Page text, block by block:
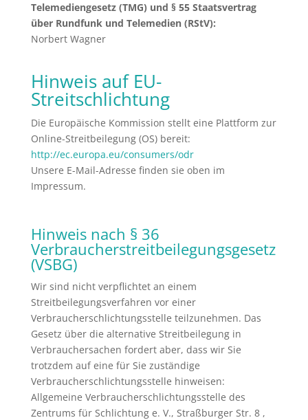
Telemediengesetz (TMG) und § 55 Staatsvertrag
über Rundfunk und Telemedien (RStV):
Norbert Wagner
Hinweis auf EU-
Streitschlichtung
Die Europäische Kommission stellt eine Plattform zur
Online-Streitbeilegung (OS) bereit:
http://ec.europa.eu/consumers/odr
Unsere E-Mail-Adresse finden sie oben im
Impressum.
Hinweis nach § 36
Verbraucherstreitbeilegungsgesetz
(VSBG)
Wir sind nicht verpflichtet an einem
Streitbeilegungsverfahren vor einer
Verbraucherschlichtungsstelle teilzunehmen. Das
Gesetz über die alternative Streitbeilegung in
Verbrauchersachen fordert aber, dass wir Sie
trotzdem auf eine für Sie zuständige
Verbraucherschlichtungsstelle hinweisen:
Allgemeine Verbraucherschlichtungsstelle des
Zentrums für Schlichtung e. V., Straßburger Str. 8 ,